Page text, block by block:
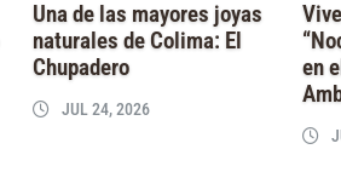
Una de las mayores joyas
naturales de Colima: El
Chupadero
JUL 24, 2026
en